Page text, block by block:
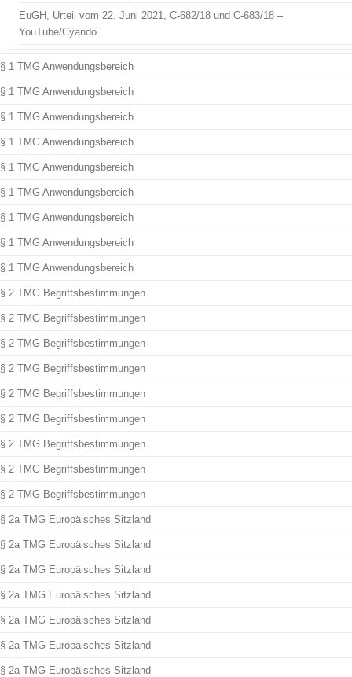
EuGH, Urteil vom 22. Juni 2021, C-682/18 und C-683/18 –
YouTube/Cyando
§ 1 TMG Anwendungsbereich
§ 1 TMG Anwendungsbereich
§ 1 TMG Anwendungsbereich
§ 1 TMG Anwendungsbereich
§ 1 TMG Anwendungsbereich
§ 1 TMG Anwendungsbereich
§ 1 TMG Anwendungsbereich
§ 1 TMG Anwendungsbereich
§ 1 TMG Anwendungsbereich
§ 2 TMG Begriffsbestimmungen
§ 2 TMG Begriffsbestimmungen
§ 2 TMG Begriffsbestimmungen
§ 2 TMG Begriffsbestimmungen
§ 2 TMG Begriffsbestimmungen
§ 2 TMG Begriffsbestimmungen
§ 2 TMG Begriffsbestimmungen
§ 2 TMG Begriffsbestimmungen
§ 2 TMG Begriffsbestimmungen
§ 2a TMG Europäisches Sitzland
§ 2a TMG Europäisches Sitzland
§ 2a TMG Europäisches Sitzland
§ 2a TMG Europäisches Sitzland
§ 2a TMG Europäisches Sitzland
§ 2a TMG Europäisches Sitzland
§ 2a TMG Europäisches Sitzland